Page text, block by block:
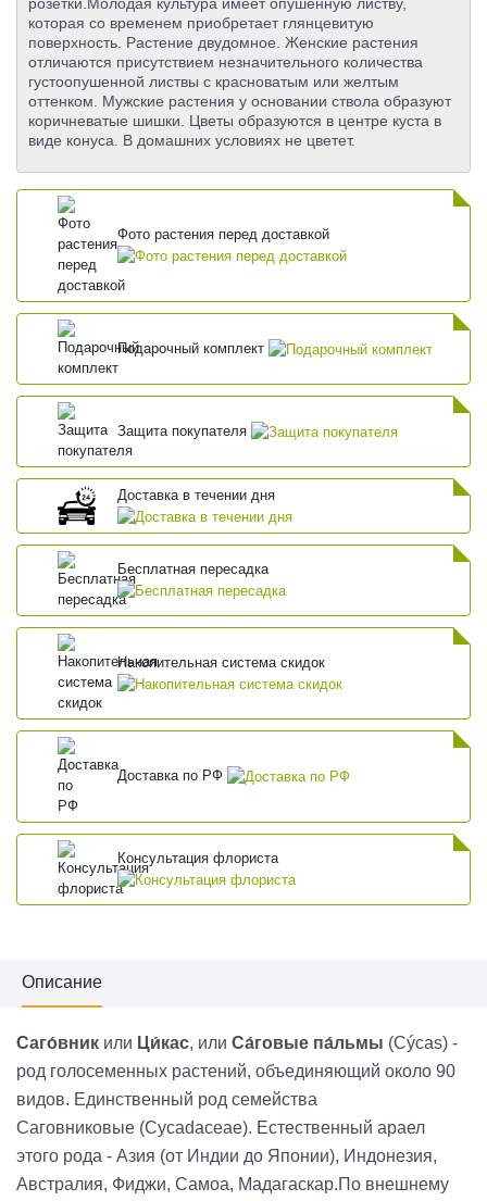
которая со временем приобретает глянцевитую
поверхность. Растение двудомное. Женские растения
отличаются присутствием незначительного количества
густоопушенной листвы с красноватым или желтым
оттенком. Мужские растения у основании ствола образуют
коричневатые шишки. Цветы образуются в центре куста в
виде конуса. В домашних условиях не цветет.
Фото растения перед доставкой
Подарочный комплект
Защита покупателя
Доставка в течении дня
Бесплатная пересадка
Накопительная система скидок
Доставка по РФ
Консультация флориста
Описание
Саго́вник или Ци́кас, или Са́говые па́льмы (Cýcas) -
род голосеменных растений, объединяющий около 90
видов. Единственный род семейства
Саговниковые (Cycadaceae). Естественный араел
этого рода - Азия (от Индии до Японии), Индонезия,
Австралия, Фиджи, Самоа, Мадагаскар.По внешнему